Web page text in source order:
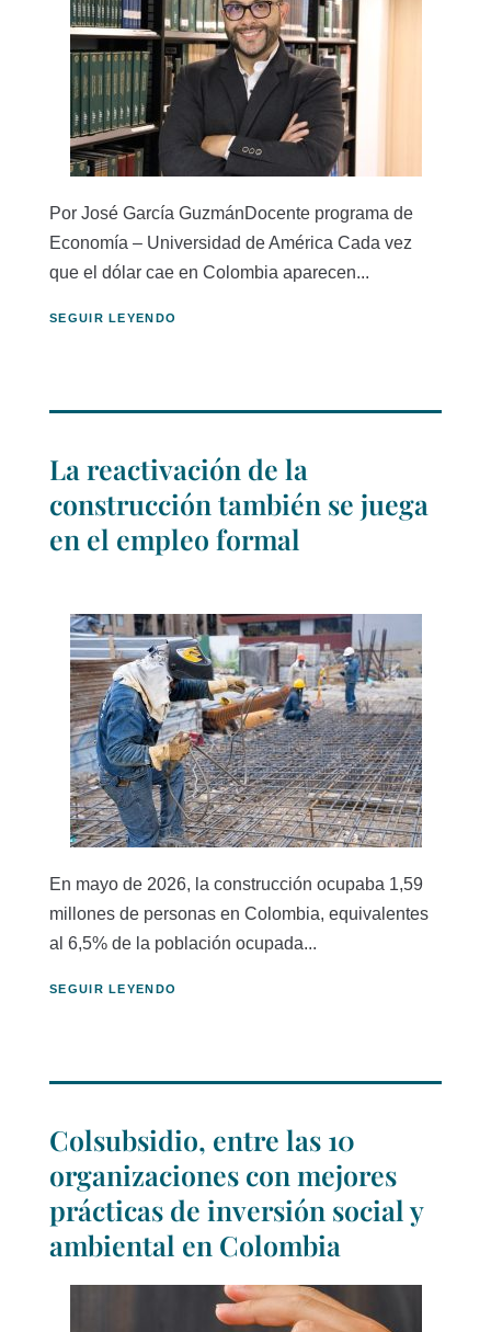
Por José García GuzmánDocente programa de
Economía – Universidad de América Cada vez
que el dólar cae en Colombia aparecen...
SEGUIR LEYENDO
La reactivación de la
construcción también se juega
en el empleo formal
En mayo de 2026, la construcción ocupaba 1,59
millones de personas en Colombia, equivalentes
al 6,5% de la población ocupada...
SEGUIR LEYENDO
Colsubsidio, entre las 10
organizaciones con mejores
prácticas de inversión social y
ambiental en Colombia